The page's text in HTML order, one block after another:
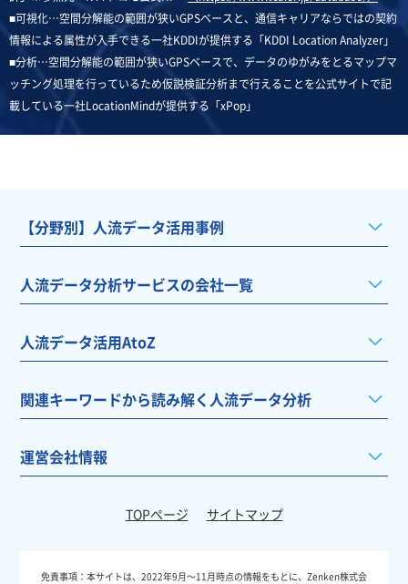
■可視化…空間分解能の範囲が狭いGPSベースと、通信キャリアならではの契約
情報による属性が入手できる一社KDDIが提供する「KDDI Location Analyzer」
■分析…空間分解能の範囲が狭いGPSベースで、データのゆがみをとるマップマ
ッチング処理を行っているため仮説検証分析まで行えることを公式サイトで記
載している一社LocationMindが提供する「xPop」
【分野別】人流データ活用事例
人流データ分析サービスの会社一覧
人流データ活用AtoZ
関連キーワードから読み解く人流データ分析
運営会社情報
TOPページ サイトマップ
免責事項： 本サイトは、2022年9月～11月時点の情報をもとに、Zenken株式会